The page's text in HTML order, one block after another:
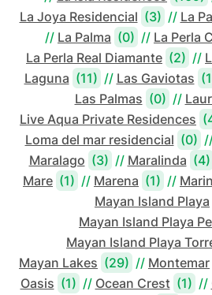
La Joya Residencial (3) // La
// La Palma (0) // La Perla
La Perla Real Diamante (2) //
Laguna (11) // Las Gaviotas
Las Palmas (0) //
Live Aqua Private Residences
Loma del mar residencial (0)
Maralago (3) // Maralinda (4)
Mare (1) // Marena (1) //
Mayan Island Playa
Mayan Island Playa
Mayan Island Playa
Mayan Lakes (29) // Montemar
Oasis (1) // Ocean Crest (1) //